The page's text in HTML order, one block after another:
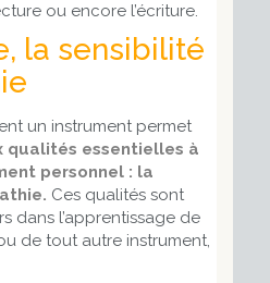
ou encore l’écriture.
la sensibilité
un instrument permet
qualités essentielles à
personnel : la
Ces qualités sont
dans l’apprentissage de
de tout autre instrument,